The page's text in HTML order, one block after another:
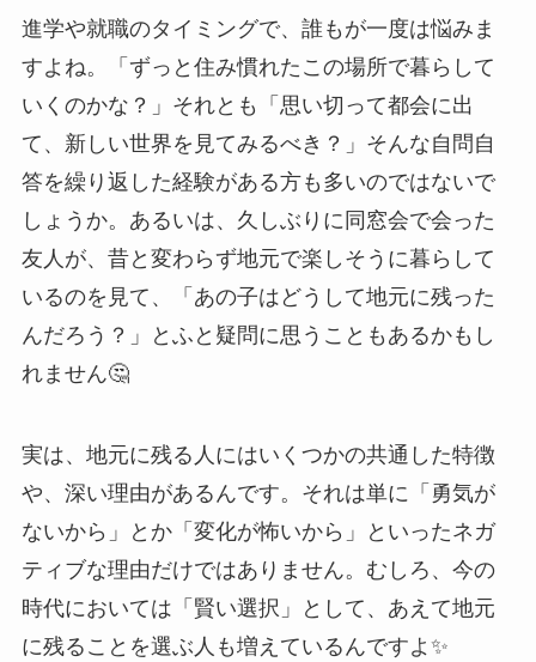
進学や就職のタイミングで、誰もが一度は悩みま
すよね。「ずっと住み慣れたこの場所で暮らして
いくのかな？」それとも「思い切って都会に出
て、新しい世界を見てみるべき？」そんな自問自
答を繰り返した経験がある方も多いのではないで
しょうか。あるいは、久しぶりに同窓会で会った
友人が、昔と変わらず地元で楽しそうに暮らして
いるのを見て、「あの子はどうして地元に残った
んだろう？」とふと疑問に思うこともあるかもし
れません🤔
実は、地元に残る人にはいくつかの共通した特徴
や、深い理由があるんです。それは単に「勇気が
ないから」とか「変化が怖いから」といったネガ
ティブな理由だけではありません。むしろ、今の
時代においては「賢い選択」として、あえて地元
に残ることを選ぶ人も増えているんですよ✨